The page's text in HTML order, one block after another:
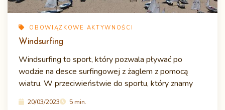
OBOWIĄZKOWE AKTYWNOŚCI
Windsurfing
Windsurfing to sport, który pozwala pływać po
wodzie na desce surfingowej z żaglem z pomocą
wiatru. W przeciwieństwie do sportu, który znamy
20/03/2023 5 min.